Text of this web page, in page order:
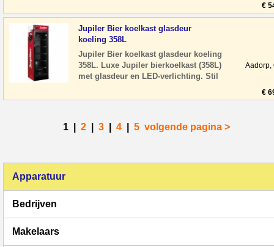
€
Jupiler Bier koelkast glasdeur
koeling 358L
Jupiler Bier koelkast glasdeur koeling
358L. Luxe Jupiler bierkoelkast (358L)
met glasdeur en LED-verlichting. Stil
Aadorp,
€
1 2 3 4 5 volgende pagina >
Apparatuur
Bedrijven
Makelaars